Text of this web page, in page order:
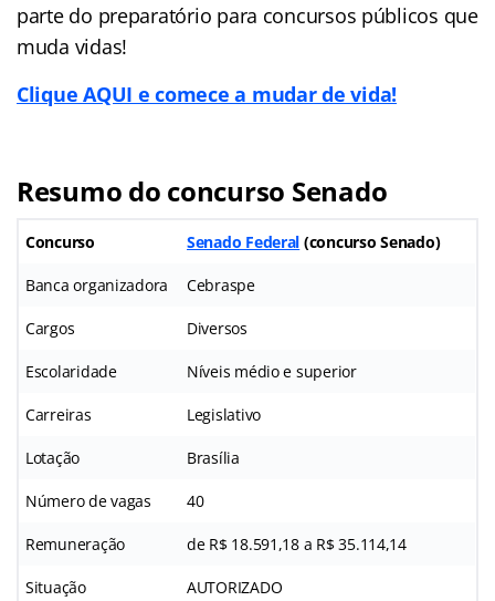
parte do preparatório para concursos públicos que
muda vidas!
Clique AQUI e comece a mudar de vida!
Resumo do concurso Senado
Concurso Senado Federal (concurso Senado)
Banca organizadora Cebraspe
Cargos Diversos
Escolaridade Níveis médio e superior
Carreiras Legislativo
Lotação Brasília
Número de vagas 40
Remuneração de R$ 18.591,18 a R$ 35.114,14
Situação AUTORIZADO